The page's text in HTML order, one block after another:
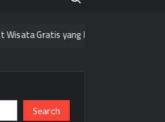
Gratis yang Menarik Dikunjungi di
Search